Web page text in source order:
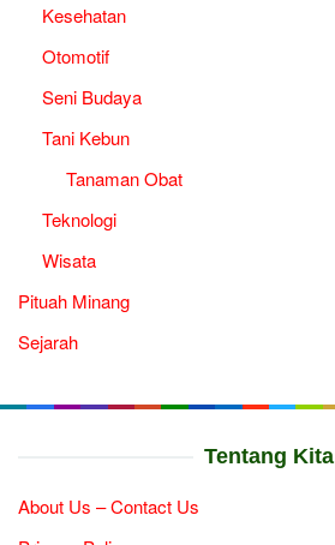
Kesehatan
Otomotif
Seni Budaya
Tani Kebun
Tanaman Obat
Teknologi
Wisata
Pituah Minang
Sejarah
Tentang Kita
About Us – Contact Us